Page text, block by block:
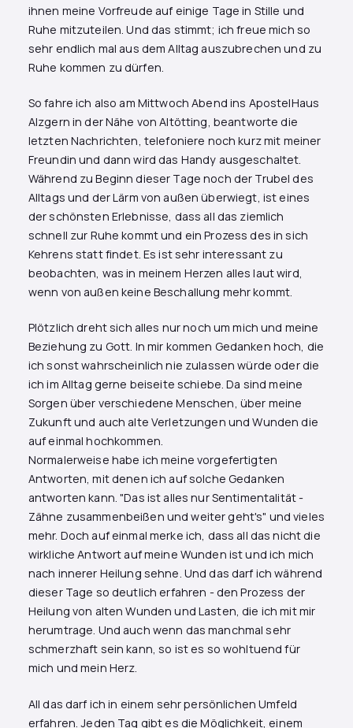
ihnen meine Vorfreude auf einige Tage in Stille und
Ruhe mitzuteilen. Und das stimmt; ich freue mich so
sehr endlich mal aus dem Alltag auszubrechen und zu
Ruhe kommen zu dürfen.
So fahre ich also am Mittwoch Abend ins ApostelHaus
Alzgern in der Nähe von Altötting, beantworte die
letzten Nachrichten, telefoniere noch kurz mit meiner
Freundin und dann wird das Handy ausgeschaltet.
Während zu Beginn dieser Tage noch der Trubel des
Alltags und der Lärm von außen überwiegt, ist eines
der schönsten Erlebnisse, dass all das ziemlich
schnell zur Ruhe kommt und ein Prozess des in sich
Kehrens statt findet. Es ist sehr interessant zu
beobachten, was in meinem Herzen alles laut wird,
wenn von außen keine Beschallung mehr kommt.
Plötzlich dreht sich alles nur noch um mich und meine
Beziehung zu Gott. In mir kommen Gedanken hoch, die
ich sonst wahrscheinlich nie zulassen würde oder die
ich im Alltag gerne beiseite schiebe. Da sind meine
Sorgen über verschiedene Menschen, über meine
Zukunft und auch alte Verletzungen und Wunden die
auf einmal hochkommen.
Normalerweise habe ich meine vorgefertigten
Antworten, mit denen ich auf solche Gedanken
antworten kann. "Das ist alles nur Sentimentalität -
Zähne zusammenbeißen und weiter geht's" und vieles
mehr. Doch auf einmal merke ich, dass all das nicht die
wirkliche Antwort auf meine Wunden ist und ich mich
nach innerer Heilung sehne. Und das darf ich während
dieser Tage so deutlich erfahren - den Prozess der
Heilung von alten Wunden und Lasten, die ich mit mir
herumtrage. Und auch wenn das manchmal sehr
schmerzhaft sein kann, so ist es so wohltuend für
mich und mein Herz.
All das darf ich in einem sehr persönlichen Umfeld
erfahren. Jeden Tag gibt es die Möglichkeit, einem